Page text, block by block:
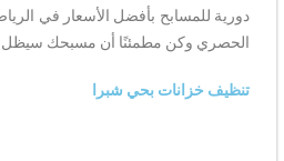
دورية للمسابح بأفضل الأسعار في
الحصري وكن مطمئنًا أن مسبحك سيظل
تنظيف خزانات بحي شبرا